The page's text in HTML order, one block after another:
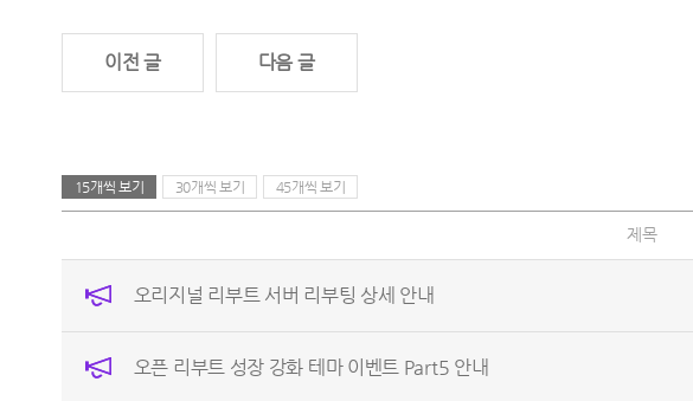
이전 글 다음 글
15개씩 보기 30개씩 보기 45개씩 보기
제목
오리지널 리부트 서버 리부팅 상세 안내
오픈 리부트 성장 강화 테마 이벤트 Part5 안내